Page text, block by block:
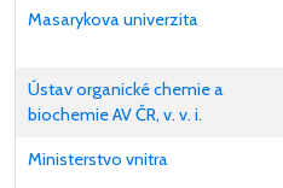
Masarykova univerzita
Ústav organické chemie a
biochemie AV ČR, v. v. i.
Ministerstvo vnitra